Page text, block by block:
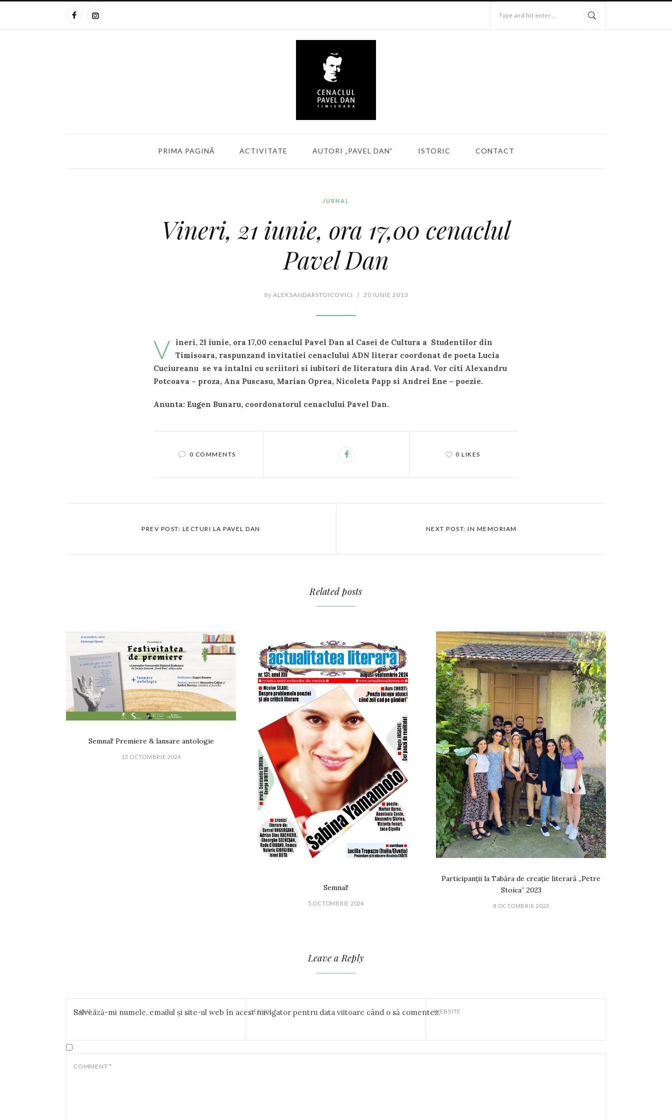
Type and hit enter...
PRIMA PAGINĂ ACTIVITATE AUTORI „PAVEL DAN” ISTORIC CONTACT
JURNAL
Vineri, 21 iunie, ora 17,00 cenaclul
Pavel Dan
By ALEKSANDARSTOICOVICI / 20 IUNIE 2013
V
ineri, 21 iunie, ora 17,00 cenaclul Pavel Dan al Casei de Cultura a Studentilor din
Timisoara, raspunzand invitatiei cenaclului ADN literar coordonat de poeta Lucia
Cuciureanu se va intalni cu scriitori si iubitori de literatura din Arad. Vor citi Alexandru
Potcoava – proza, Ana Puscasu, Marian Oprea, Nicoleta Papp si Andrei Ene – poezie.
Anunta: Eugen Bunaru, coordonatorul cenaclului Pavel Dan.
0 COMMENTS 0 LIKES
PREV POST: LECTURI LA PAVEL DAN NEXT POST: IN MEMORIAM
Related posts
Semnal! Premiere & lansare antologie
13 OCTOMBRIE 2024
Semnal!
5 OCTOMBRIE 2024
Participanții la Tabăra de creație literară „Petre
Stoica” 2023
8 OCTOMBRIE 2023
Leave a Reply
NAME* EMAIL* WEBSITE
Salvează-mi numele, emailul și site-ul web în acest navigator pentru data viitoare când o să comentez.
COMMENT *